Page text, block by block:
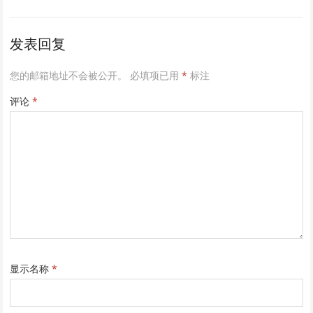
发表回复
您的邮箱地址不会被公开。 必填项已用* 标注
评论*
显示名称*